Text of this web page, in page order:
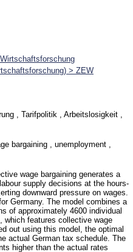
> ZEW
, Tarifpolitik , Arbeitslosigkeit ,
bargaining , unemployment ,
wage bargaining generates a
supply decisions at the hours-
downward pressure on wages.
Germany. The model combines a
of approximately 4600 individual
which features collective wage
out using this model, the optimal
actual German tax schedule. The
higher than the actual rates